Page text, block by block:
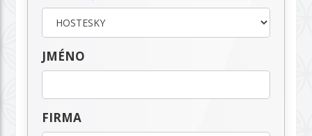
JMÉNO
FIRMA